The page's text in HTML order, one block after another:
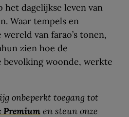
het dagelijkse leven van
Waar tempels en
van farao’s tonen,
zien hoe de
bevolking woonde, werkte
onbeperkt toegang tot
Premium en steun onze